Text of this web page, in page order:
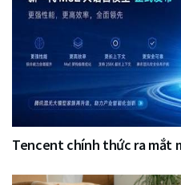
Tencent chính thức ra mắt